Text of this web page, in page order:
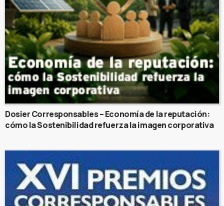
Dosier Corresponsables – Economía de la reputación:
cómo la Sostenibilidad refuerza la imagen corporativa